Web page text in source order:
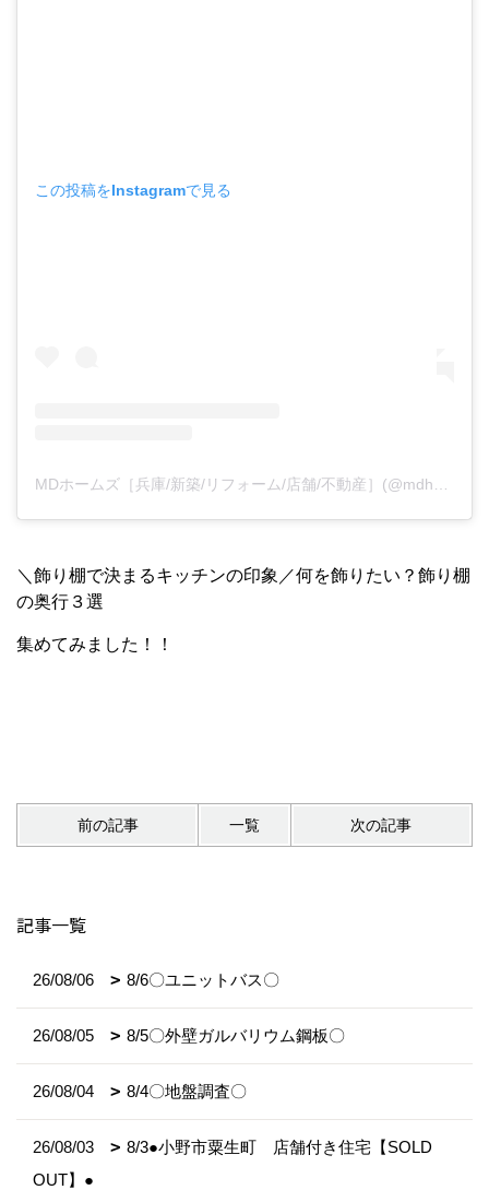
この投稿をInstagramで見る
＼飾り棚で決まるキッチンの印象／何を飾りたい？飾り棚
の奥行３選
集めてみました！！
前の記事 一覧 次の記事
記事一覧
26/08/06 8/6〇ユニットバス〇
26/08/05 8/5〇外壁ガルバリウム鋼板〇
26/08/04 8/4〇地盤調査〇
26/08/03
8/3●小野市粟生町 店舗付き住宅【SOLD
OUT】●